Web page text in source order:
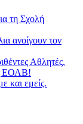
τη Σχολή
ανοίγουν τον
Αθλητές.
ΕΟΑΒ!
και εμείς.